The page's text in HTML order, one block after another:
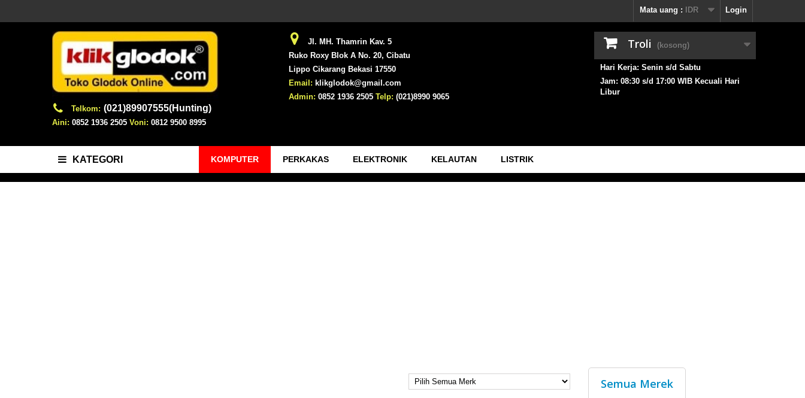
Login
Mata uang : IDR
Telkom: (021)89907555(Hunting)
Aini: 0852 1936 2505 Voni: 0812 9500 8995
Jl. MH. Thamrin Kav. 5
Ruko Roxy Blok A No. 20, Cibatu
Lippo Cikarang Bekasi 17550
Email: klikglodok@gmail.com
Admin: 0852 1936 2505 Telp: (021)8990 9065
Troli (kosong)
Hari Kerja: Senin s/d Sabtu
Jam: 08:30 s/d 17:00 WIB Kecuali Hari
Libur
KATEGORI KOMPUTER PERKAKAS ELEKTRONIK KELAUTAN LISTRIK
Semua Merek